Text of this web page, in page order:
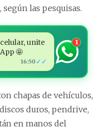
las pesquisas.
unite
🤩
16:50 ✓✓
1
chapas de vehículos,
duros, pendrive,
en manos del